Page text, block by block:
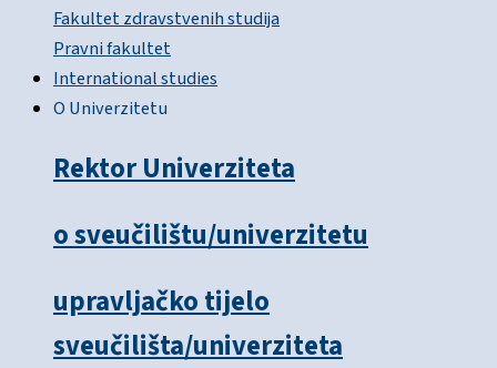
Fakultet zdravstvenih studija
Pravni fakultet
International studies
O Univerzitetu
Rektor Univerziteta
o sveučilištu/univerzitetu
upravljačko tijelo
sveučilišta/univerziteta